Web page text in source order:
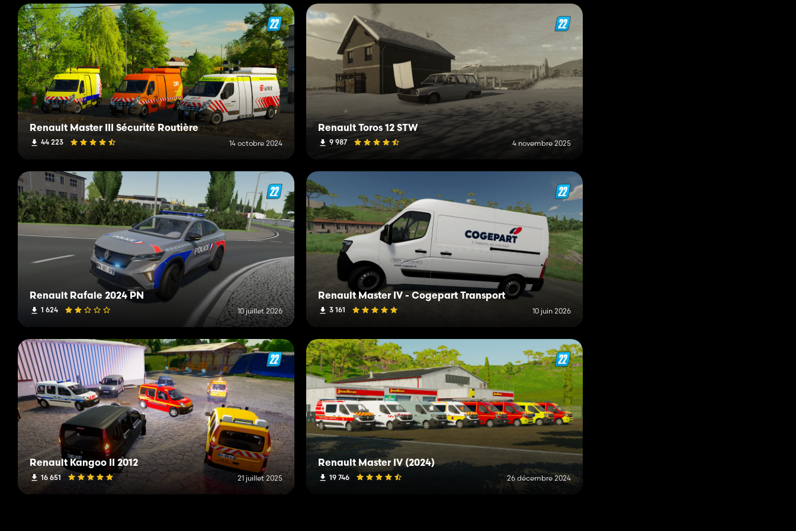
Renault Master III Sécurité Routière
44 223 14 octobre 2024
Renault Toros 12 STW
9 987 4 novembre 2025
Renault Rafale 2024 PN
1 624 10 juillet 2026
Renault Master IV - Cogepart Transport
3 161 10 juin 2026
Renault Kangoo II 2012
16 651 21 juillet 2025
Renault Master IV (2024)
19 746 26 décembre 2024